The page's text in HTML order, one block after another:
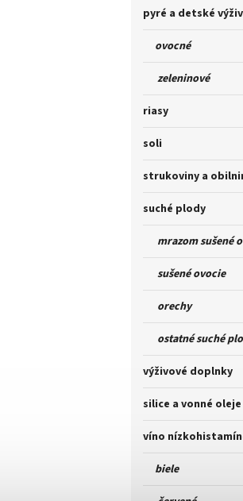
pyré a detské
ovocné
zeleninové
riasy
soli
strukoviny a
suché plody
mrazom sušené
sušené ovocie
orechy
ostatné suché
výživové doplnky
silice a vonné oleje
víno
biele